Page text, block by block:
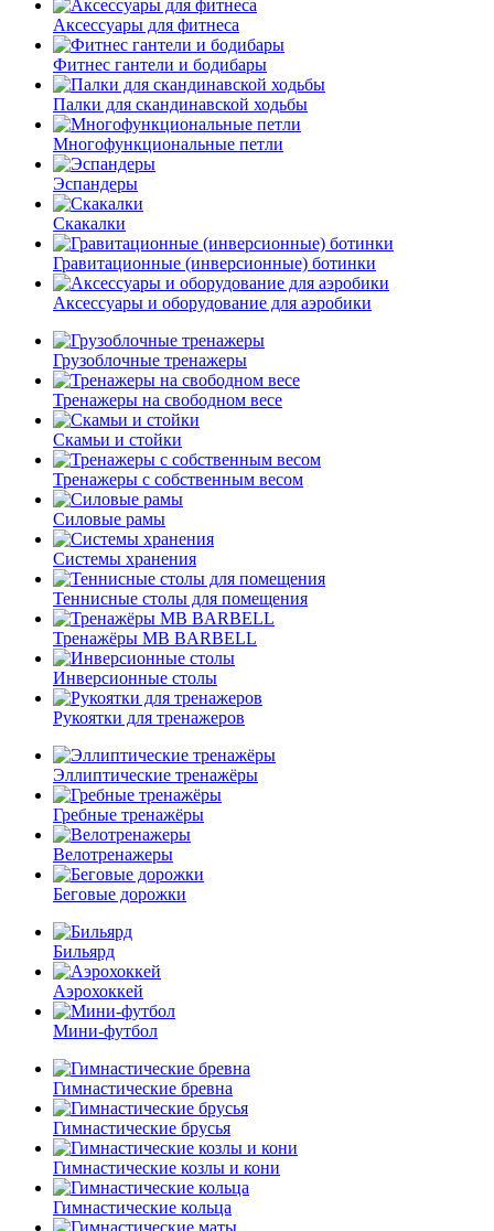
Аксессуары для фитнеса
Фитнес гантели и бодибары
Палки для скандинавской ходьбы
Многофункциональные петли
Эспандеры
Скакалки
Гравитационные (инверсионные) ботинки
Аксессуары и оборудование для аэробики
Грузоблочные тренажеры
Тренажеры на свободном весе
Скамьи и стойки
Тренажеры с собственным весом
Силовые рамы
Системы хранения
Теннисные столы для помещения
Тренажёры MB BARBELL
Инверсионные столы
Рукоятки для тренажеров
Эллиптические тренажёры
Гребные тренажёры
Велотренажеры
Беговые дорожки
Бильярд
Аэрохоккей
Мини-футбол
Гимнастические бревна
Гимнастические брусья
Гимнастические козлы и кони
Гимнастические кольца